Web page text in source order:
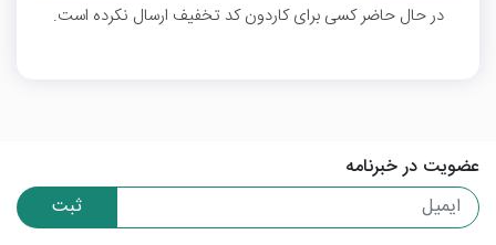
در حال حاضر کسی برای کاردون کد تخفیف ارسال نکرده است.
عضویت در خبرنامه
ثبت